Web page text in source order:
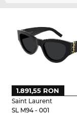
Saint Laurent
SL M94 - 001
1.891,55 RON